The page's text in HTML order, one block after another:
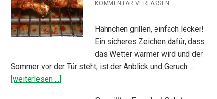
KOMMENTAR VERFASSEN
Hähnchen grillen, einfach lecker!
Ein sicheres Zeichen dafür, dass
das Wetter wärmer wird und der
Sommer vor der Tür steht, ist der Anblick und Geruch …
[weiterlesen ...]